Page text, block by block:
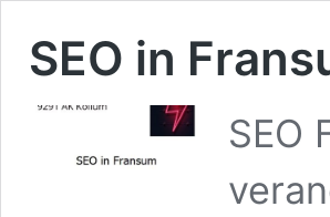
SEO in
SEO